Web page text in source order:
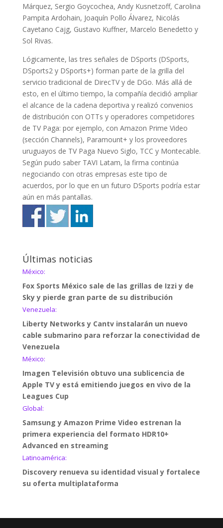
Márquez, Sergio Goycochea, Andy Kusnetzoff, Carolina
Pampita Ardohain, Joaquín Pollo Álvarez, Nicolás
Cayetano Cajg, Gustavo Kuffner, Marcelo Benedetto y
Sol Rivas.
Lógicamente, las tres señales de DSports (DSports,
DSports2 y DSports+) forman parte de la grilla del
servicio tradicional de DirecTV y de DGo. Más allá de
esto, en el último tiempo, la compañía decidió ampliar
el alcance de la cadena deportiva y realizó convenios
de distribución con OTTs y operadores competidores
de TV Paga: por ejemplo, con Amazon Prime Video
(sección Channels), Paramount+ y los proveedores
uruguayos de TV Paga Nuevo Siglo, TCC y Montecable.
Según pudo saber TAVI Latam, la firma continúa
negociando con otras empresas este tipo de
acuerdos, por lo que en un futuro DSports podría estar
aún en más pantallas.
Últimas noticias
México:
Fox Sports México sale de las grillas de Izzi y de
Sky y pierde gran parte de su distribución
Venezuela:
Liberty Networks y Cantv instalarán un nuevo
cable submarino para reforzar la conectividad de
Venezuela
México:
Imagen Televisión obtuvo una sublicencia de
Apple TV y está emitiendo juegos en vivo de la
Leagues Cup
Global:
Samsung y Amazon Prime Video estrenan la
primera experiencia del formato HDR10+
Advanced en streaming
Latinoamérica:
Discovery renueva su identidad visual y fortalece
su oferta multiplataforma